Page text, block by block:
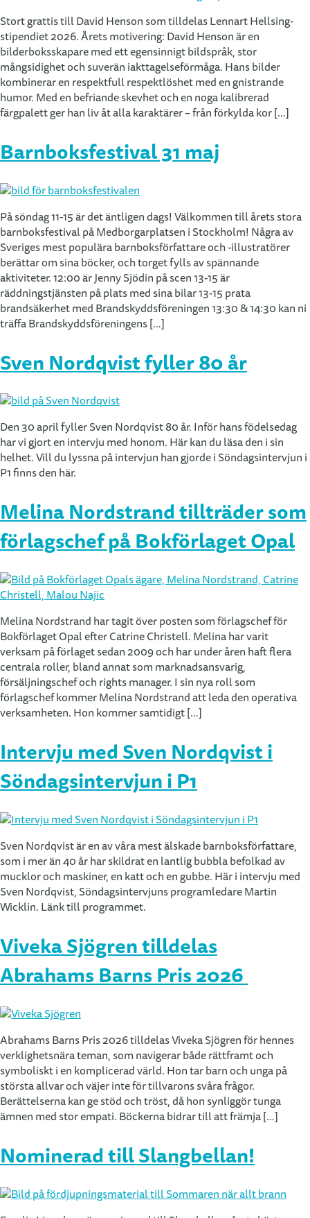
Stort grattis till David Henson som tilldelas Lennart Hellsing-
stipendiet 2026. Årets motivering: David Henson är en
bilderboksskapare med ett egensinnigt bildspråk, stor
mångsidighet och suverän iakttagelseförmåga. Hans bilder
kombinerar en respektfull respektlöshet med en gnistrande
humor. Med en befriande skevhet och en noga kalibrerad
färgpalett ger han liv åt alla karaktärer – från förkylda kor […]
Barnboksfestival 31 maj
På söndag 11-15 är det äntligen dags! Välkommen till årets stora
barnboksfestival på Medborgarplatsen i Stockholm! Några av
Sveriges mest populära barnboksförfattare och -illustratörer
berättar om sina böcker, och torget fylls av spännande
aktiviteter. 12:00 är Jenny Sjödin på scen 13-15 är
räddningstjänsten på plats med sina bilar 13-15 prata
brandsäkerhet med Brandskyddsföreningen 13:30 & 14:30 kan ni
träffa Brandskyddsföreningens […]
Sven Nordqvist fyller 80 år
Den 30 april fyller Sven Nordqvist 80 år. Inför hans födelsedag
har vi gjort en intervju med honom. Här kan du läsa den i sin
helhet. Vill du lyssna på intervjun han gjorde i Söndagsintervjun i
P1 finns den här.
Melina Nordstrand tillträder som
förlagschef på Bokförlaget Opal
Melina Nordstrand har tagit över posten som förlagschef för
Bokförlaget Opal efter Catrine Christell. Melina har varit
verksam på förlaget sedan 2009 och har under åren haft flera
centrala roller, bland annat som marknadsansvarig,
försäljningschef och rights manager. I sin nya roll som
förlagschef kommer Melina Nordstrand att leda den operativa
verksamheten. Hon kommer samtidigt […]
Intervju med Sven Nordqvist i
Söndagsintervjun i P1
Sven Nordqvist är en av våra mest älskade barnboksförfattare,
som i mer än 40 år har skildrat en lantlig bubbla befolkad av
mucklor och maskiner, en katt och en gubbe. Här i intervju med
Sven Nordqvist, Söndagsintervjuns programledare Martin
Wicklin. Länk till programmet.
Viveka Sjögren tilldelas
Abrahams Barns Pris 2026
Abrahams Barns Pris 2026 tilldelas Viveka Sjögren för hennes
verklighetsnära teman, som navigerar både rättframt och
symboliskt i en komplicerad värld. Hon tar barn och unga på
största allvar och väjer inte för tillvarons svåra frågor.
Berättelserna kan ge stöd och tröst, då hon synliggör tunga
ämnen med stor empati. Böckerna bidrar till att främja […]
Nominerad till Slangbellan!